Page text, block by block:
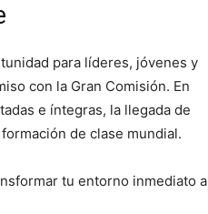
para líderes, jóvenes y
con la Gran Comisión. En
e íntegras, la llegada de
de clase mundial.
tu entorno inmediato a